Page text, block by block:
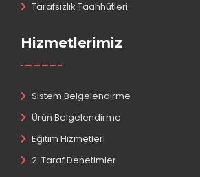
Tarafsızlık Taahhütleri
Hizmetlerimiz
Sistem Belgelendirme
Ürün Belgelendirme
Eğitim Hizmetleri
2. Taraf Denetimler